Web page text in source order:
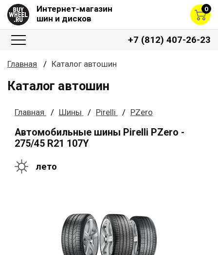
Интернет-магазин
шин и дисков
0
+7 (812) 407-26-23
Главная Каталог автошин
Каталог автошин
Главная Шины Pirelli PZero
Автомобильные шины Pirelli PZero -
275/45 R21 107Y
лето